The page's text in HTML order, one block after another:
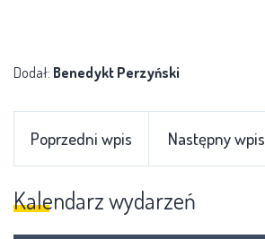
Dodał: Benedykt Perzyński
Poprzedni wpis Następny wpis
Kalendarz wydarzeń